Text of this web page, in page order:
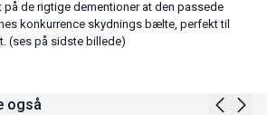
de rigtige dementioner at den passede
konkurrence skydnings bælte, perfekt til
(ses på sidste billede)
også